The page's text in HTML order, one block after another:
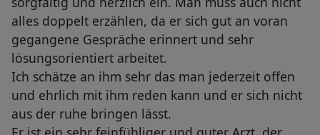
alles doppelt erzählen, da er sich gut an voran
gegangene Gespräche erinnert und sehr
lösungsorientiert arbeitet.
Ich schätze an ihm sehr das man jederzeit offen
und ehrlich mit ihm reden kann und er sich nicht
aus der ruhe bringen lässt.